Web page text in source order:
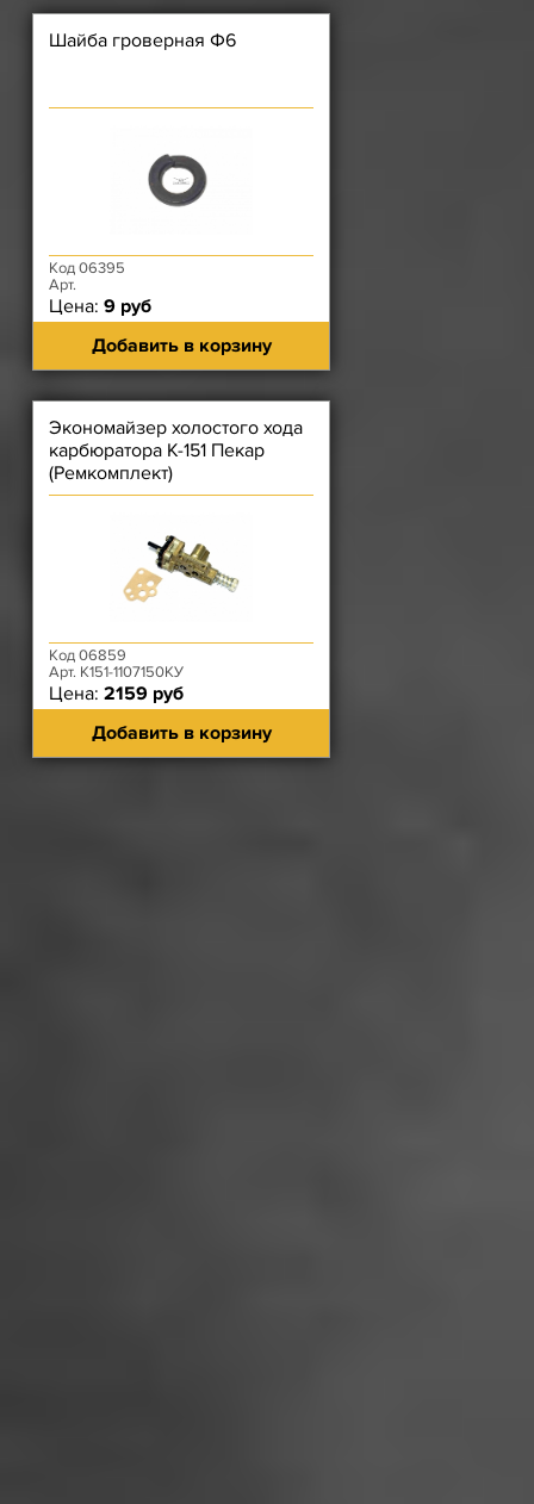
Шайба гроверная Ф6
Код 06395
Арт.
Цена: 9 руб
Добавить в корзину
Экономайзер холостого хода
карбюратора К-151 Пекар
(Ремкомплект)
Код 06859
Арт. К151-1107150КУ
Цена: 2159 руб
Добавить в корзину